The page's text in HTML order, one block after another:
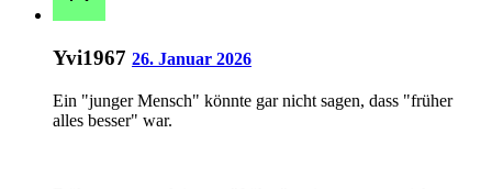
Yvi1967 26. Januar 2026
Ein "junger Mensch" könnte gar nicht sagen, dass "früher
alles besser" war.